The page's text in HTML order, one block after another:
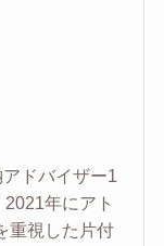
ドバイザー1
年にアト
重視した片付